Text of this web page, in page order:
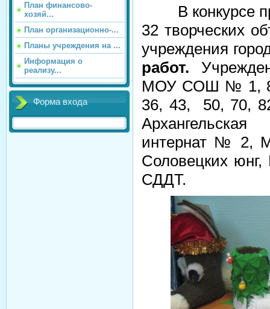
План финансово-
хозяй...
План организационно-...
Планы учреждения на ...
Информация о
реализу...
Форма входа
В конкурсе
32 творческих
учреждения
работ.
МОУ СОШ № 1, 8,
36, 43,
50, 70,
интернат № 2,
Соловецких
СДДТ.